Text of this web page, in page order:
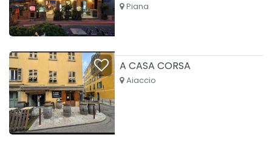
Piana
A CASA CORSA
Aiaccio